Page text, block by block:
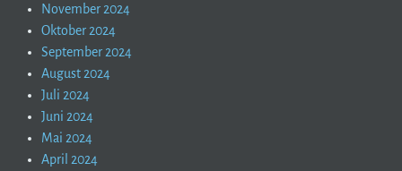
November 2024
Oktober 2024
September 2024
August 2024
Juli 2024
Juni 2024
Mai 2024
April 2024